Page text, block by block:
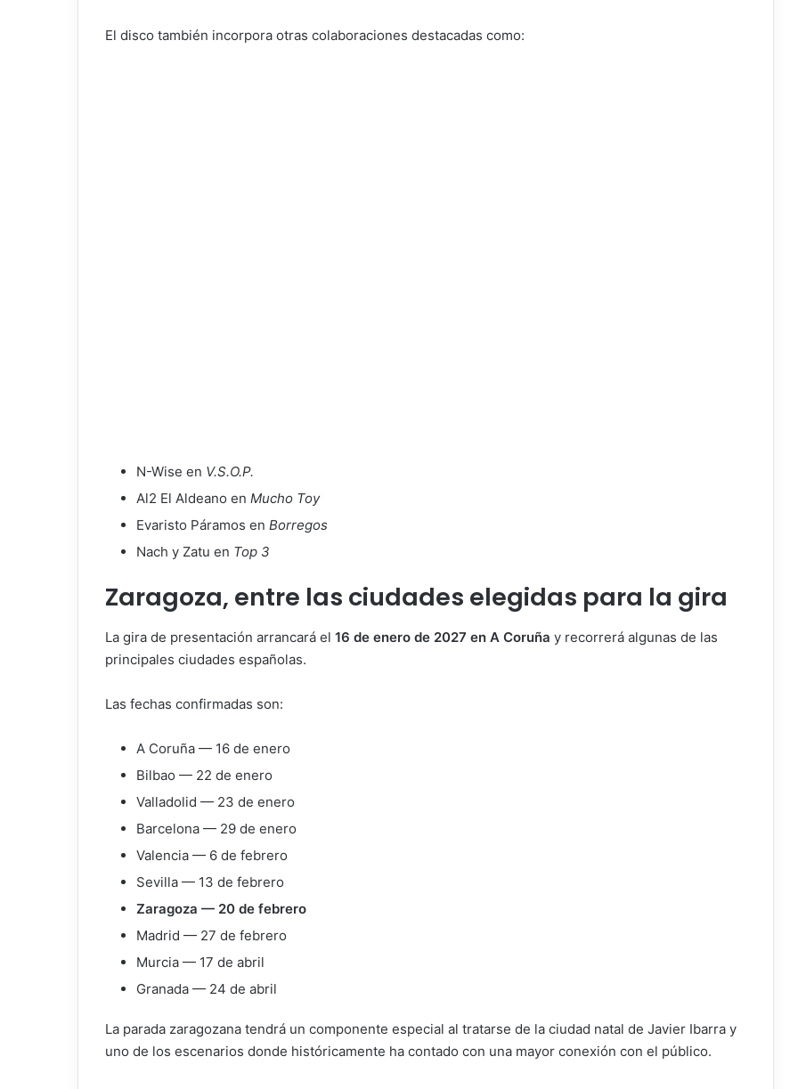
El disco también incorpora otras colaboraciones destacadas como:
N-Wise en V.S.O.P.
Al2 El Aldeano en Mucho Toy
Evaristo Páramos en Borregos
Nach y Zatu en Top 3
Zaragoza, entre las ciudades elegidas para la gira
La gira de presentación arrancará el 16 de enero de 2027 en A Coruña y recorrerá algunas de las
principales ciudades españolas.
Las fechas confirmadas son:
A Coruña — 16 de enero
Bilbao — 22 de enero
Valladolid — 23 de enero
Barcelona — 29 de enero
Valencia — 6 de febrero
Sevilla — 13 de febrero
Zaragoza — 20 de febrero
Madrid — 27 de febrero
Murcia — 17 de abril
Granada — 24 de abril
La parada zaragozana tendrá un componente especial al tratarse de la ciudad natal de Javier Ibarra y
uno de los escenarios donde históricamente ha contado con una mayor conexión con el público.